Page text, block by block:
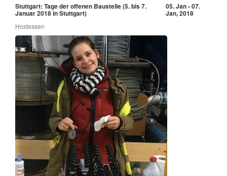
Stuttgart: Tage der offenen Baustelle (5. bis 7.
Januar 2018 in Stuttgart)
05. Jan - 07.
Jan, 2018
Hostessen